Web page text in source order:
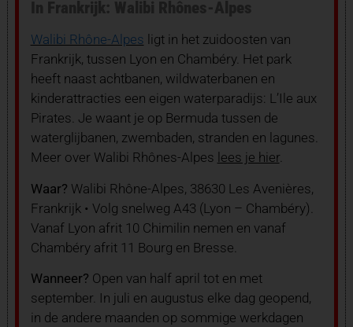
Walibi Rhône-Alpes ligt in het zuidoosten van
Frankrijk, tussen Lyon en Chambéry. Het park
heeft naast achtbanen, wildwaterbanen en
kinderattracties een eigen waterparadijs: L’Ile aux
Pirates. Je waant je op Bermuda tussen de
waterglijbanen, zwembaden, stranden en lagunes.
Meer over Walibi Rhônes-Alpes lees je hier.
Waar? Walibi Rhône-Alpes, 38630 Les Avenières,
Frankrijk • Volg snelweg A43 (Lyon – Chambéry).
Vanaf Lyon afrit 10 Chimilin nemen en vanaf
Chambéry afrit 11 Bourg en Bresse.
Wanneer? Open van half april tot en met
september. In juli en augustus elke dag geopend,
in de andere maanden op sommige werkdagen